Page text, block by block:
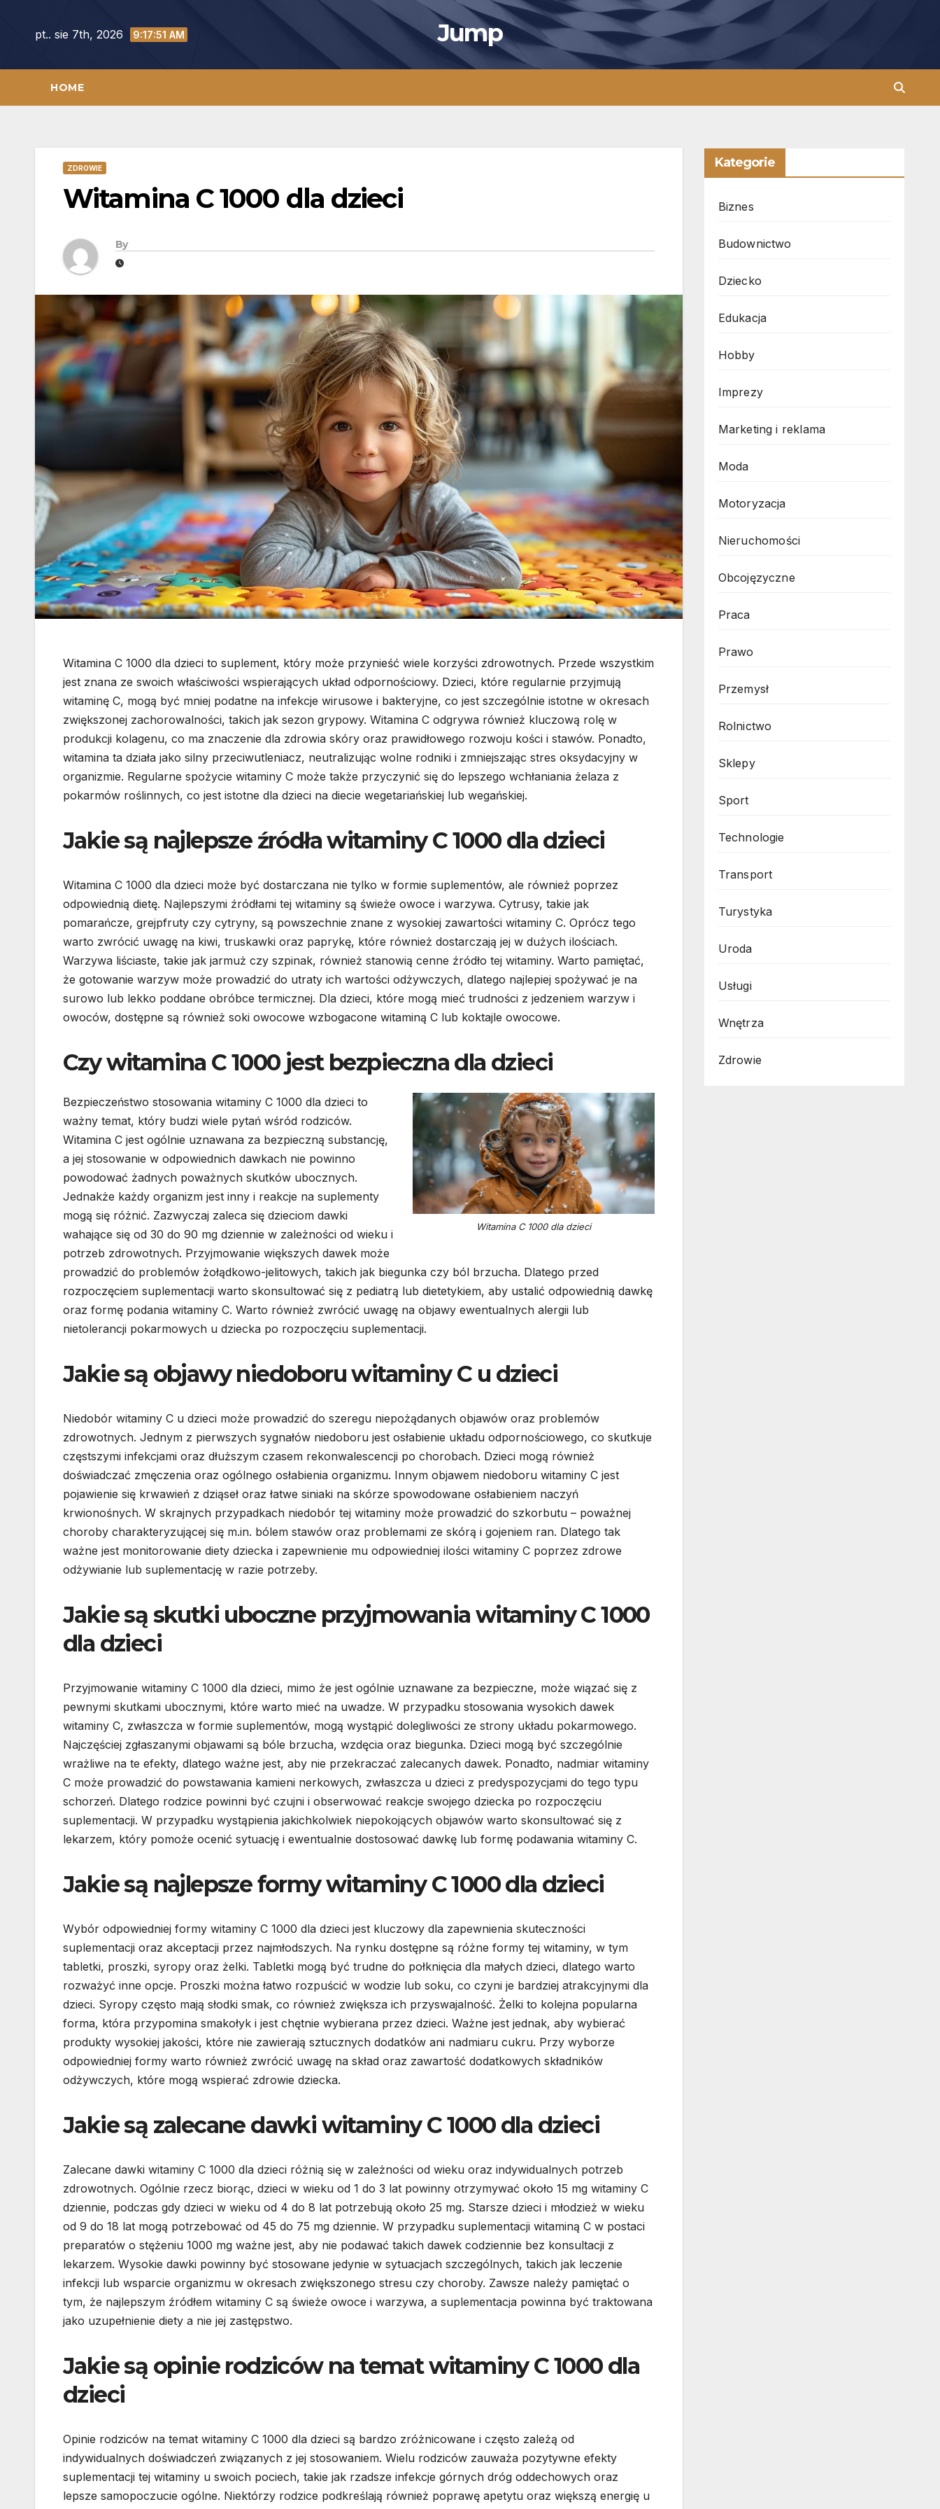
pt.. sie 7th, 2026 9:17:52 AM Jump
HOME
ZDROWIE
Witamina C 1000 dla dzieci
By
Witamina C 1000 dla dzieci to suplement, który może przynieść wiele korzyści zdrowotnych. Przede wszystkim
jest znana ze swoich właściwości wspierających układ odpornościowy. Dzieci, które regularnie przyjmują
witaminę C, mogą być mniej podatne na infekcje wirusowe i bakteryjne, co jest szczególnie istotne w okresach
zwiększonej zachorowalności, takich jak sezon grypowy. Witamina C odgrywa również kluczową rolę w
produkcji kolagenu, co ma znaczenie dla zdrowia skóry oraz prawidłowego rozwoju kości i stawów. Ponadto,
witamina ta działa jako silny przeciwutleniacz, neutralizując wolne rodniki i zmniejszając stres oksydacyjny w
organizmie. Regularne spożycie witaminy C może także przyczynić się do lepszego wchłaniania żelaza z
pokarmów roślinnych, co jest istotne dla dzieci na diecie wegetariańskiej lub wegańskiej.
Jakie są najlepsze źródła witaminy C 1000 dla dzieci
Witamina C 1000 dla dzieci może być dostarczana nie tylko w formie suplementów, ale również poprzez
odpowiednią dietę. Najlepszymi źródłami tej witaminy są świeże owoce i warzywa. Cytrusy, takie jak
pomarańcze, grejpfruty czy cytryny, są powszechnie znane z wysokiej zawartości witaminy C. Oprócz tego
warto zwrócić uwagę na kiwi, truskawki oraz paprykę, które również dostarczają jej w dużych ilościach.
Warzywa liściaste, takie jak jarmuż czy szpinak, również stanowią cenne źródło tej witaminy. Warto pamiętać,
że gotowanie warzyw może prowadzić do utraty ich wartości odżywczych, dlatego najlepiej spożywać je na
surowo lub lekko poddane obróbce termicznej. Dla dzieci, które mogą mieć trudności z jedzeniem warzyw i
owoców, dostępne są również soki owocowe wzbogacone witaminą C lub koktajle owocowe.
Czy witamina C 1000 jest bezpieczna dla dzieci
Witamina C 1000 dla dzieci
Bezpieczeństwo stosowania witaminy C 1000 dla dzieci to
ważny temat, który budzi wiele pytań wśród rodziców.
Witamina C jest ogólnie uznawana za bezpieczną substancję,
a jej stosowanie w odpowiednich dawkach nie powinno
powodować żadnych poważnych skutków ubocznych.
Jednakże każdy organizm jest inny i reakcje na suplementy
mogą się różnić. Zazwyczaj zaleca się dzieciom dawki
wahające się od 30 do 90 mg dziennie w zależności od wieku i
potrzeb zdrowotnych. Przyjmowanie większych dawek może
prowadzić do problemów żołądkowo-jelitowych, takich jak biegunka czy ból brzucha. Dlatego przed
rozpoczęciem suplementacji warto skonsultować się z pediatrą lub dietetykiem, aby ustalić odpowiednią dawkę
oraz formę podania witaminy C. Warto również zwrócić uwagę na objawy ewentualnych alergii lub
nietolerancji pokarmowych u dziecka po rozpoczęciu suplementacji.
Jakie są objawy niedoboru witaminy C u dzieci
Niedobór witaminy C u dzieci może prowadzić do szeregu niepożądanych objawów oraz problemów
zdrowotnych. Jednym z pierwszych sygnałów niedoboru jest osłabienie układu odpornościowego, co skutkuje
częstszymi infekcjami oraz dłuższym czasem rekonwalescencji po chorobach. Dzieci mogą również
doświadczać zmęczenia oraz ogólnego osłabienia organizmu. Innym objawem niedoboru witaminy C jest
pojawienie się krwawień z dziąseł oraz łatwe siniaki na skórze spowodowane osłabieniem naczyń
krwionośnych. W skrajnych przypadkach niedobór tej witaminy może prowadzić do szkorbutu – poważnej
choroby charakteryzującej się m.in. bólem stawów oraz problemami ze skórą i gojeniem ran. Dlatego tak
ważne jest monitorowanie diety dziecka i zapewnienie mu odpowiedniej ilości witaminy C poprzez zdrowe
odżywianie lub suplementację w razie potrzeby.
Jakie są skutki uboczne przyjmowania witaminy C 1000
dla dzieci
Przyjmowanie witaminy C 1000 dla dzieci, mimo że jest ogólnie uznawane za bezpieczne, może wiązać się z
pewnymi skutkami ubocznymi, które warto mieć na uwadze. W przypadku stosowania wysokich dawek
witaminy C, zwłaszcza w formie suplementów, mogą wystąpić dolegliwości ze strony układu pokarmowego.
Najczęściej zgłaszanymi objawami są bóle brzucha, wzdęcia oraz biegunka. Dzieci mogą być szczególnie
wrażliwe na te efekty, dlatego ważne jest, aby nie przekraczać zalecanych dawek. Ponadto, nadmiar witaminy
C może prowadzić do powstawania kamieni nerkowych, zwłaszcza u dzieci z predyspozycjami do tego typu
schorzeń. Dlatego rodzice powinni być czujni i obserwować reakcje swojego dziecka po rozpoczęciu
suplementacji. W przypadku wystąpienia jakichkolwiek niepokojących objawów warto skonsultować się z
lekarzem, który pomoże ocenić sytuację i ewentualnie dostosować dawkę lub formę podawania witaminy C.
Jakie są najlepsze formy witaminy C 1000 dla dzieci
Wybór odpowiedniej formy witaminy C 1000 dla dzieci jest kluczowy dla zapewnienia skuteczności
suplementacji oraz akceptacji przez najmłodszych. Na rynku dostępne są różne formy tej witaminy, w tym
tabletki, proszki, syropy oraz żelki. Tabletki mogą być trudne do połknięcia dla małych dzieci, dlatego warto
rozważyć inne opcje. Proszki można łatwo rozpuścić w wodzie lub soku, co czyni je bardziej atrakcyjnymi dla
dzieci. Syropy często mają słodki smak, co również zwiększa ich przyswajalność. Żelki to kolejna popularna
forma, która przypomina smakołyk i jest chętnie wybierana przez dzieci. Ważne jest jednak, aby wybierać
produkty wysokiej jakości, które nie zawierają sztucznych dodatków ani nadmiaru cukru. Przy wyborze
odpowiedniej formy warto również zwrócić uwagę na skład oraz zawartość dodatkowych składników
odżywczych, które mogą wspierać zdrowie dziecka.
Jakie są zalecane dawki witaminy C 1000 dla dzieci
Zalecane dawki witaminy C 1000 dla dzieci różnią się w zależności od wieku oraz indywidualnych potrzeb
zdrowotnych. Ogólnie rzecz biorąc, dzieci w wieku od 1 do 3 lat powinny otrzymywać około 15 mg witaminy C
dziennie, podczas gdy dzieci w wieku od 4 do 8 lat potrzebują około 25 mg. Starsze dzieci i młodzież w wieku
od 9 do 18 lat mogą potrzebować od 45 do 75 mg dziennie. W przypadku suplementacji witaminą C w postaci
preparatów o stężeniu 1000 mg ważne jest, aby nie podawać takich dawek codziennie bez konsultacji z
lekarzem. Wysokie dawki powinny być stosowane jedynie w sytuacjach szczególnych, takich jak leczenie
infekcji lub wsparcie organizmu w okresach zwiększonego stresu czy choroby. Zawsze należy pamiętać o
tym, że najlepszym źródłem witaminy C są świeże owoce i warzywa, a suplementacja powinna być traktowana
jako uzupełnienie diety a nie jej zastępstwo.
Jakie są opinie rodziców na temat witaminy C 1000 dla
dzieci
Opinie rodziców na temat witaminy C 1000 dla dzieci są bardzo zróżnicowane i często zależą od
indywidualnych doświadczeń związanych z jej stosowaniem. Wielu rodziców zauważa pozytywne efekty
suplementacji tej witaminy u swoich pociech, takie jak rzadsze infekcje górnych dróg oddechowych oraz
lepsze samopoczucie ogólne. Niektórzy rodzice podkreślają również poprawę apetytu oraz większą energię u
Kategorie
Biznes
Budownictwo
Dziecko
Edukacja
Hobby
Imprezy
Marketing i reklama
Moda
Motoryzacja
Nieruchomości
Obcojęzyczne
Praca
Prawo
Przemysł
Rolnictwo
Sklepy
Sport
Technologie
Transport
Turystyka
Uroda
Usługi
Wnętrza
Zdrowie